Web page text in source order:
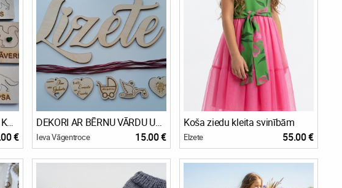
ATTĪSTOŠĀ ROTAĻLIETA - KARTĪŠU KOMPLEKTI
€
DEKORI AR BĒRNU VĀRDU UN DZIMŠANAS DATIEM
Ieva Vāgentroce 15.00 €
Koša ziedu kleita svinībām
Elzete 55.00 €